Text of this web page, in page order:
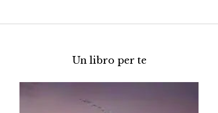
Un libro per te